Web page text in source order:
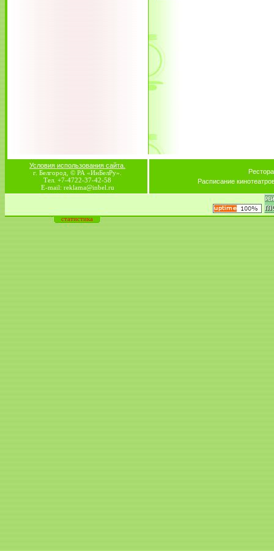
Условия использования сайта.
г. Белгород, © РА «ИнБелРу».
Тел. +7-4722-37-42-58
E-mail: reklama@inbel.ru
Расписание
статистика